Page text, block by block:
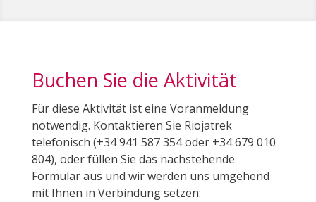
Buchen Sie die Aktivität
Für diese Aktivität ist eine Voranmeldung
notwendig. Kontaktieren Sie Riojatrek
telefonisch (+34 941 587 354 oder +34 679 010
804), oder füllen Sie das nachstehende
Formular aus und wir werden uns umgehend
mit Ihnen in Verbindung setzen: